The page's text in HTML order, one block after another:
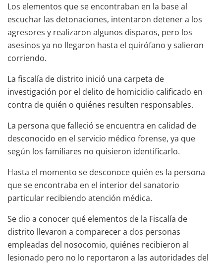
Los elementos que se encontraban en la base al
escuchar las detonaciones, intentaron detener a los
agresores y realizaron algunos disparos, pero los
asesinos ya no llegaron hasta el quirófano y salieron
corriendo.
La fiscalía de distrito inició una carpeta de
investigación por el delito de homicidio calificado en
contra de quién o quiénes resulten responsables.
La persona que falleció se encuentra en calidad de
desconocido en el servicio médico forense, ya que
según los familiares no quisieron identificarlo.
Hasta el momento se desconoce quién es la persona
que se encontraba en el interior del sanatorio
particular recibiendo atención médica.
Se dio a conocer qué elementos de la Fiscalía de
distrito llevaron a comparecer a dos personas
empleadas del nosocomio, quiénes recibieron al
lesionado pero no lo reportaron a las autoridades del